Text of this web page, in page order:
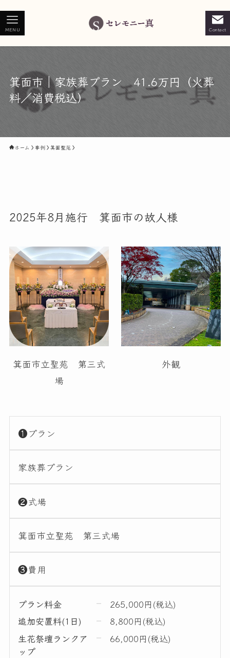
Contact
MENU
箕面市｜家族葬プラン 41.6万円（火葬
料／消費税込）
ホーム 事例 箕面聖苑
2025年8月施行 箕面市の故人様
箕面市立聖苑 第三式
場
外観
❶プラン
家族葬プラン
❷式場
箕面市立聖苑 第三式場
❸費用
プラン料金
265,000円(税込)
追加安置料(1日)
8,800円(税込)
生花祭壇ランクア
ップ
66,000円(税込)